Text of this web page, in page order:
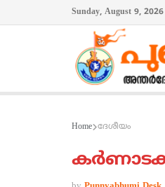
Sunday, August 9, 2026
Home ദേശീയം